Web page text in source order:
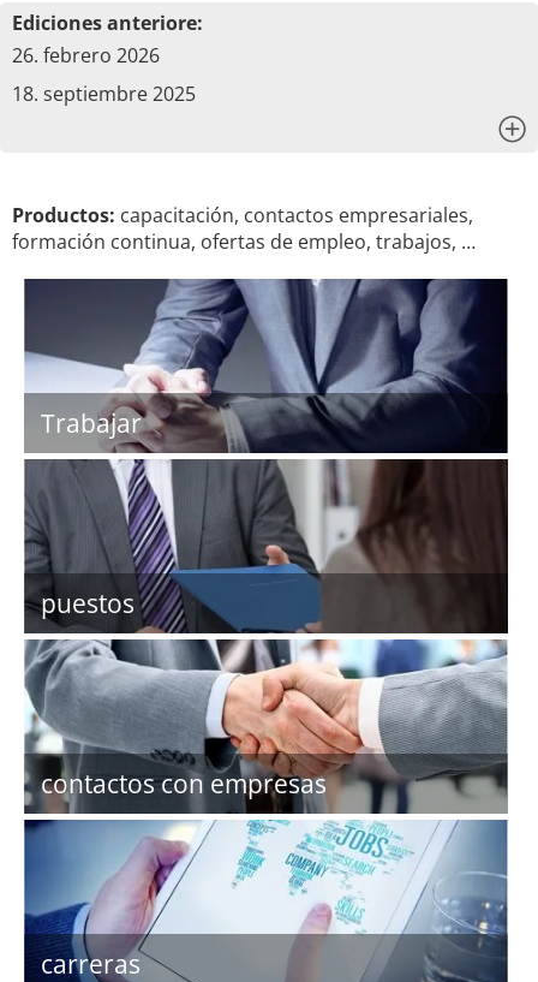
Ediciones anteriore:
26. febrero 2026
18. septiembre 2025
Productos: capacitación, contactos empresariales,
formación continua, ofertas de empleo, trabajos, …
Trabajar
puestos
contactos con empresas
carreras